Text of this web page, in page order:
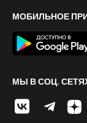
МОБИЛЬНОЕ
МЫ В СОЦ.